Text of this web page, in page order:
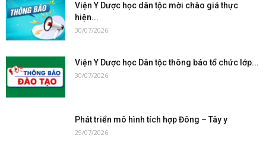
Viện Y Dược học dân tộc mời chào giá thực
hiện...
30/07/2026
Viện Y Dược học Dân tộc thông báo tổ chức lớp...
30/07/2026
Phát triển mô hình tích hợp Đông – Tây y
29/07/2026